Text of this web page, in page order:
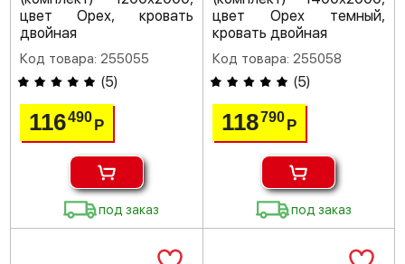
цвет Орех, кровать
двойная
Код товара: 255055
(5)
116490Р
под заказ
цвет Орех темный,
кровать двойная
Код товара: 255058
(5)
118790 Р
под заказ